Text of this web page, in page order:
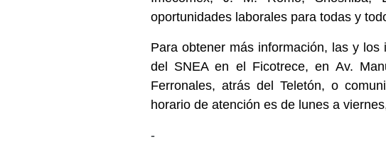
oportunidades laborales para todas y
Para obtener más información, las y
del SNEA en el Ficotrece, en Av.
Ferronales, atrás del Teletón, o
horario de atención es de lunes a
-